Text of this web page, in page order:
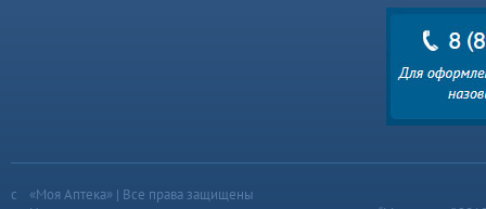
«Моя Аптека» | Все права защищены